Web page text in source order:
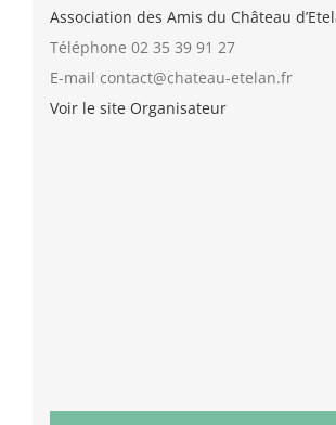
Association des Amis du Château
Téléphone 02 35 39 91 27
E-mail contact@chateau-etelan.fr
Voir le site Organisateur